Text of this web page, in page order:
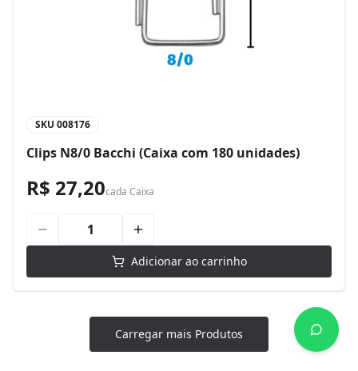
SKU 008176
Clips N8/0 Bacchi (Caixa com 180 unidades)
R$ 27,20cada Caixa
Adicionar ao carrinho
Carregar mais Produtos